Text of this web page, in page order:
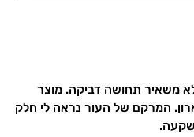
משאיר תחושה דביקה. מוצר
המרקם של העור נראה לי חלק